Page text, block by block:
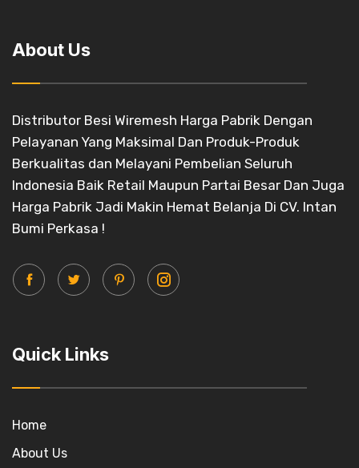
About Us
Distributor Besi Wiremesh Harga Pabrik Dengan
Pelayanan Yang Maksimal Dan Produk-Produk
Berkualitas dan Melayani Pembelian Seluruh
Indonesia Baik Retail Maupun Partai Besar Dan Juga
Harga Pabrik Jadi Makin Hemat Belanja Di CV. Intan
Bumi Perkasa !
Quick Links
Home
About Us